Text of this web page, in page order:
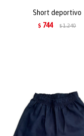
Short deportivo
$ 744 $ 1.240